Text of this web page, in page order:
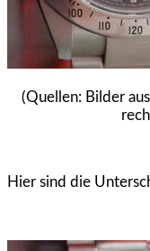
(Quellen: Bilder
Hier sind die